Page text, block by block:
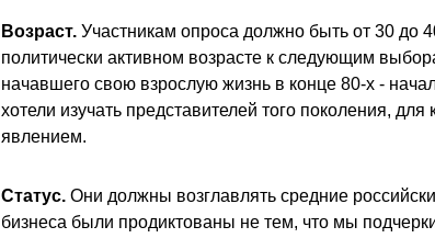
Возраст.Участникам опроса должно быть от 30 до
политически активном возрасте к следующим
начавшего свою взрослую жизнь в конце 80-х -
хотели изучать представителей того поколения,
явлением.
Статус.Они должны возглавлять средние
бизнеса были продиктованы не тем, что мы